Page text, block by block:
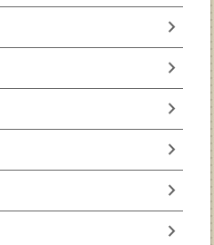
chevron_right
chevron_right
chevron_right
chevron_right
chevron_right
chevron_right